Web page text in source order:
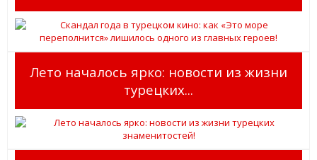
Лето началось ярко: новости из жизни
турецких...